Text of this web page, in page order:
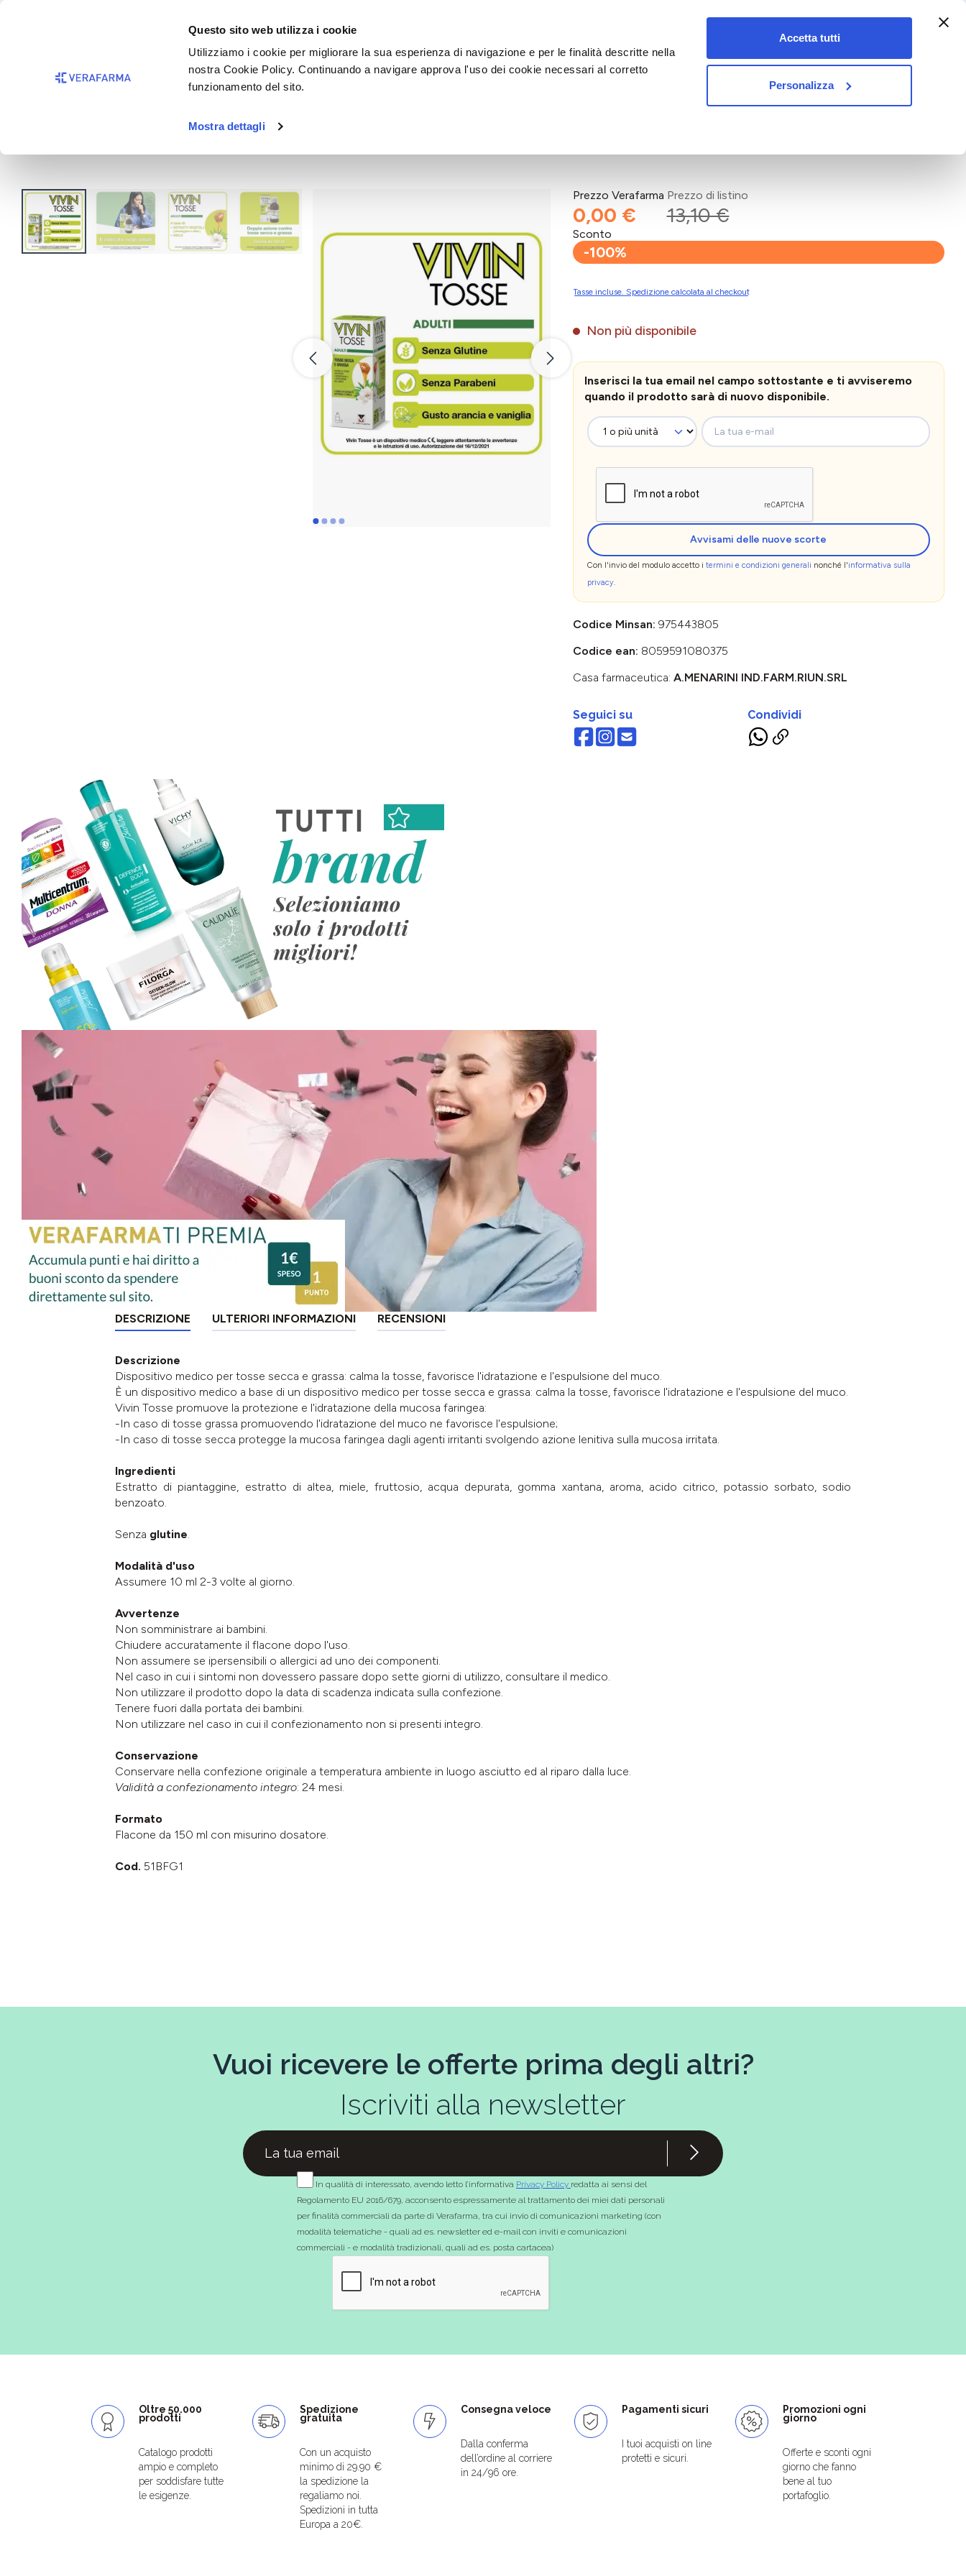
Questo sito web utilizza i cookie
Utilizziamo i cookie per migliorare la sua esperienza di navigazione e per le finalità descritte nella
nostra Cookie Policy. Continuando a navigare approva l'uso dei cookie necessari al corretto
funzionamento del sito.
Mostra dettagli
Accetta tutti
Personalizza
Passa alla navigazione principale
vet&pet
Vivin Tosse Sciroppo Adulti Tosse Secca e Grassa 150 ml
Salta la galleria di immagini Prezzo Verafarma
0,00 €
Prezzo di listino
13,10 €
Sconto
-100%
Tasse incluse. Spedizione calcolata al checkout
Non più disponibile
Inserisci la tua email nel campo sottostante e ti avviseremo
quando il prodotto sarà di nuovo disponibile.
La tua e-mail
Avvisami delle nuove scorte
Con l'invio del modulo accetto i termini e condizioni generali nonché l'informativa sulla
privacy.
Codice Minsan: 975443805
Codice ean: 8059591080375
Casa farmaceutica: A.MENARINI IND.FARM.RIUN.SRL
Seguici su Condividi
DESCRIZIONE ULTERIORI INFORMAZIONI RECENSIONI
Descrizione
Dispositivo medico per tosse secca e grassa: calma la tosse, favorisce l'idratazione e l'espulsione del muco.
È un dispositivo medico a base di un dispositivo medico per tosse secca e grassa: calma la tosse, favorisce l'idratazione e l'espulsione del muco.
Vivin Tosse promuove la protezione e l'idratazione della mucosa faringea:
-In caso di tosse grassa promuovendo l'idratazione del muco ne favorisce l'espulsione;
-In caso di tosse secca protegge la mucosa faringea dagli agenti irritanti svolgendo azione lenitiva sulla mucosa irritata.
Ingredienti
Estratto di piantaggine, estratto di altea, miele, fruttosio, acqua depurata, gomma xantana, aroma, acido citrico, potassio sorbato, sodio
benzoato.
Senza glutine.
Modalità d'uso
Assumere 10 ml 2-3 volte al giorno.
Avvertenze
Non somministrare ai bambini.
Chiudere accuratamente il flacone dopo l'uso.
Non assumere se ipersensibili o allergici ad uno dei componenti.
Nel caso in cui i sintomi non dovessero passare dopo sette giorni di utilizzo, consultare il medico.
Non utilizzare il prodotto dopo la data di scadenza indicata sulla confezione.
Tenere fuori dalla portata dei bambini.
Non utilizzare nel caso in cui il confezionamento non si presenti integro.
Conservazione
Conservare nella confezione originale a temperatura ambiente in luogo asciutto ed al riparo dalla luce.
Validità a confezionamento integro: 24 mesi.
Formato
Flacone da 150 ml con misurino dosatore.
Cod. 51BFG1
Vuoi ricevere le offerte prima degli altri?
Iscriviti alla newsletter
In qualità di interessato, avendo letto l’informativa Privacy Policy redatta ai sensi del
Regolamento EU 2016/679, acconsento espressamente al trattamento dei miei dati personali
per finalità commerciali da parte di Verafarma, tra cui invio di comunicazioni marketing (con
modalità telematiche - quali ad es. newsletter ed e-mail con inviti e comunicazioni
commerciali - e modalità tradizionali, quali ad es. posta cartacea)
Oltre 50.000
prodotti
Catalogo prodotti
ampio e completo
per soddisfare tutte
le esigenze.
Spedizione
gratuita
Con un acquisto
minimo di 29.90 €
la spedizione la
regaliamo noi.
Spedizioni in tutta
Europa a 20€.
Consegna veloce
Dalla conferma
dell’ordine al corriere
in 24/96 ore.
Pagamenti sicuri
I tuoi acquisti on line
protetti e sicuri.
Promozioni ogni
giorno
Offerte e sconti ogni
giorno che fanno
bene al tuo
portafoglio.